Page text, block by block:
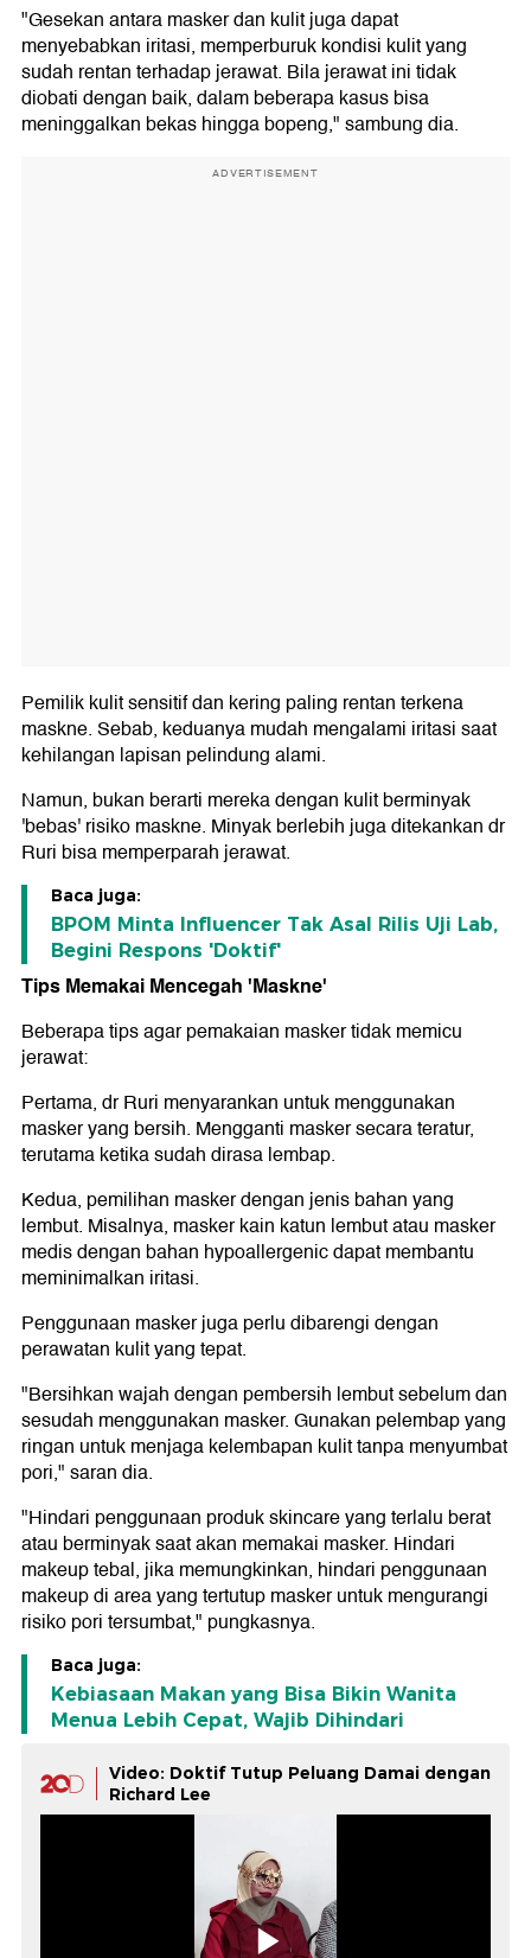
"Gesekan antara masker dan kulit juga dapat
menyebabkan iritasi, memperburuk kondisi kulit yang
sudah rentan terhadap jerawat. Bila jerawat ini tidak
diobati dengan baik, dalam beberapa kasus bisa
meninggalkan bekas hingga bopeng," sambung dia.
ADVERTISEMENT
Pemilik kulit sensitif dan kering paling rentan terkena
maskne. Sebab, keduanya mudah mengalami iritasi saat
kehilangan lapisan pelindung alami.
Namun, bukan berarti mereka dengan kulit berminyak
'bebas' risiko maskne. Minyak berlebih juga ditekankan dr
Ruri bisa memperparah jerawat.
Baca juga:
BPOM Minta Influencer Tak Asal Rilis Uji Lab,
Begini Respons 'Doktif'
Tips Memakai Mencegah 'Maskne'
Beberapa tips agar pemakaian masker tidak memicu
jerawat:
Pertama, dr Ruri menyarankan untuk menggunakan
masker yang bersih. Mengganti masker secara teratur,
terutama ketika sudah dirasa lembap.
Kedua, pemilihan masker dengan jenis bahan yang
lembut. Misalnya, masker kain katun lembut atau masker
medis dengan bahan hypoallergenic dapat membantu
meminimalkan iritasi.
Penggunaan masker juga perlu dibarengi dengan
perawatan kulit yang tepat.
"Bersihkan wajah dengan pembersih lembut sebelum dan
sesudah menggunakan masker. Gunakan pelembap yang
ringan untuk menjaga kelembapan kulit tanpa menyumbat
pori," saran dia.
"Hindari penggunaan produk skincare yang terlalu berat
atau berminyak saat akan memakai masker. Hindari
makeup tebal, jika memungkinkan, hindari penggunaan
makeup di area yang tertutup masker untuk mengurangi
risiko pori tersumbat," pungkasnya.
Baca juga:
Kebiasaan Makan yang Bisa Bikin Wanita
Menua Lebih Cepat, Wajib Dihindari
Video: Doktif Tutup Peluang Damai dengan
Richard Lee